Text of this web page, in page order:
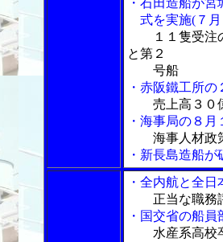
・石田造船が
式を実施(７月
１１隻受
と第２
号船
・赤阪鐵工所
売上高３０
・海事局の８
海事人材政
・新長島造船
・全内航と全
正当な職務
・国交省の船
水産系高校